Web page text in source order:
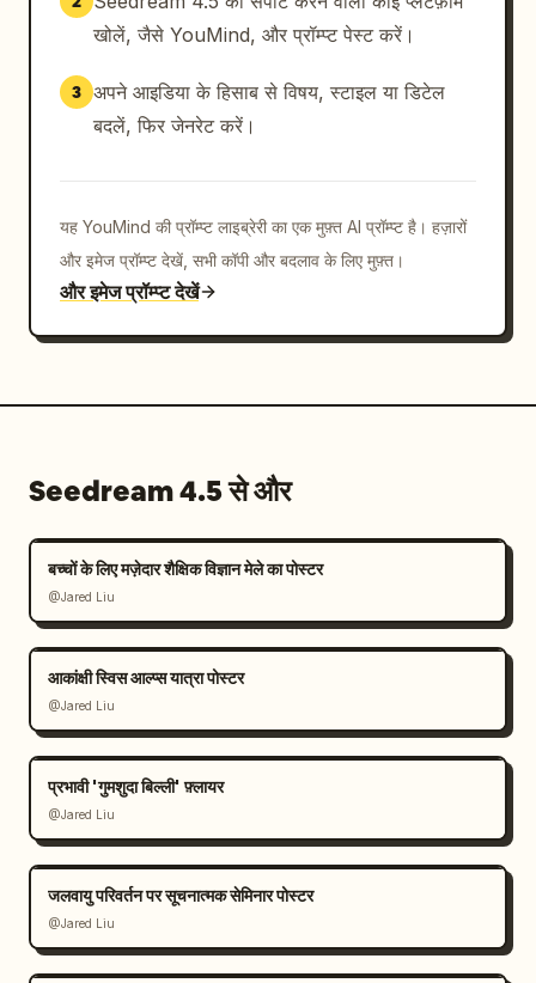
खोलें, जैसे YouMind, और प्रॉम्प्ट पेस्ट करें।
3 अपने आइडिया के हिसाब से विषय, स्टाइल या डिटेल
बदलें, फिर जेनरेट करें।
यह YouMind की प्रॉम्प्ट लाइब्रेरी का एक मुफ़्त AI प्रॉम्प्ट है। हज़ारों
और इमेज प्रॉम्प्ट देखें, सभी कॉपी और बदलाव के लिए मुफ़्त।
और इमेज प्रॉम्प्ट देखें
Seedream 4.5 से और
बच्चों के लिए मज़ेदार शैक्षिक विज्ञान मेले का पोस्टर
@Jared Liu
आकांक्षी स्विस आल्प्स यात्रा पोस्टर
@Jared Liu
प्रभावी 'गुमशुदा बिल्ली' फ़्लायर
@Jared Liu
जलवायु परिवर्तन पर सूचनात्मक सेमिनार पोस्टर
@Jared Liu